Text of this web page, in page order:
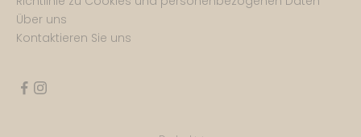
Über uns
Kontaktieren Sie uns